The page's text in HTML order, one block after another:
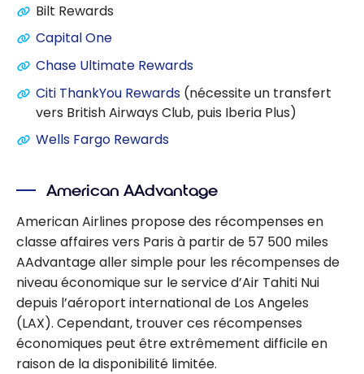
Bilt Rewards
Capital One
Chase Ultimate Rewards
Citi ThankYou Rewards (nécessite un transfert
vers British Airways Club, puis Iberia Plus)
Wells Fargo Rewards
American AAdvantage
American Airlines propose des récompenses en
classe affaires vers Paris à partir de 57 500 miles
AAdvantage aller simple pour les récompenses de
niveau économique sur le service d’Air Tahiti Nui
depuis l’aéroport international de Los Angeles
(LAX). Cependant, trouver ces récompenses
économiques peut être extrêmement difficile en
raison de la disponibilité limitée.